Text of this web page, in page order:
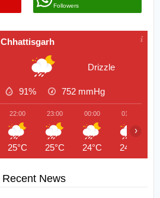
Followers
Chhattisgarh
Drizzle
91% 752 mmHg
22:00
25°C
23:00
25°C
00:00
24°C
01:00
24°C
›
Recent News